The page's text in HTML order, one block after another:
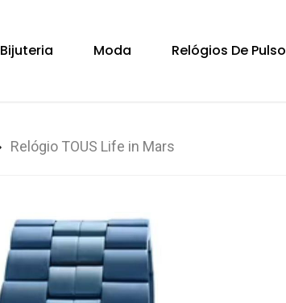
Bijuteria Moda Relógios De Pulso
Relógio TOUS Life in Mars